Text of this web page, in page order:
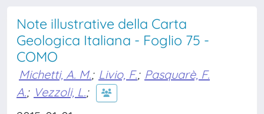
Note illustrative della Carta
Geologica Italiana - Foglio 75 -
COMO
Michetti, A. M.; Livio, F.; Pasquarè, F.
A.; Vezzoli, L.;